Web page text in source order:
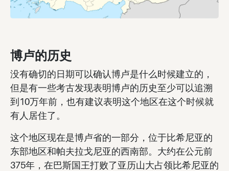
博卢的历史
没有确切的日期可以确认博卢是什么时候建立的，
但是有一些考古发现表明博卢的历史至少可以追溯
到10万年前，也有建议表明这个地区在这个时候就
有人居住了。
这个地区现在是博卢省的一部分，位于比希尼亚的
东部地区和帕夫拉戈尼亚的西南部。大约在公元前
375年，在巴斯国王打败了亚历山大占领比希尼亚的